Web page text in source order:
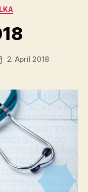
2. April 2018